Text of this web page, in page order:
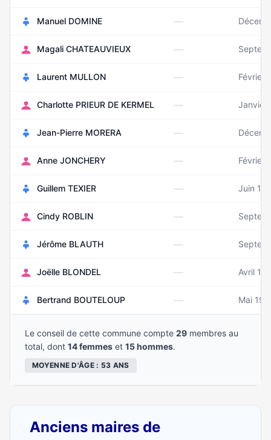
Manuel DOMINE —
Magali CHATEAUVIEUX —
Laurent MULLON — Février
Charlotte PRIEUR DE KERMEL — Janvier
Jean-Pierre MORERA —
Anne JONCHERY — Février
Guillem TEXIER — Juin
Cindy ROBLIN —
Jérôme BLAUTH —
Joëlle BLONDEL — Avril
Bertrand BOUTELOUP — Mai
Le conseil de cette commune compte 29 membres au
total, dont 14 femmes et 15 hommes.
MOYENNE D'ÂGE : 53 ANS
Anciens maires de